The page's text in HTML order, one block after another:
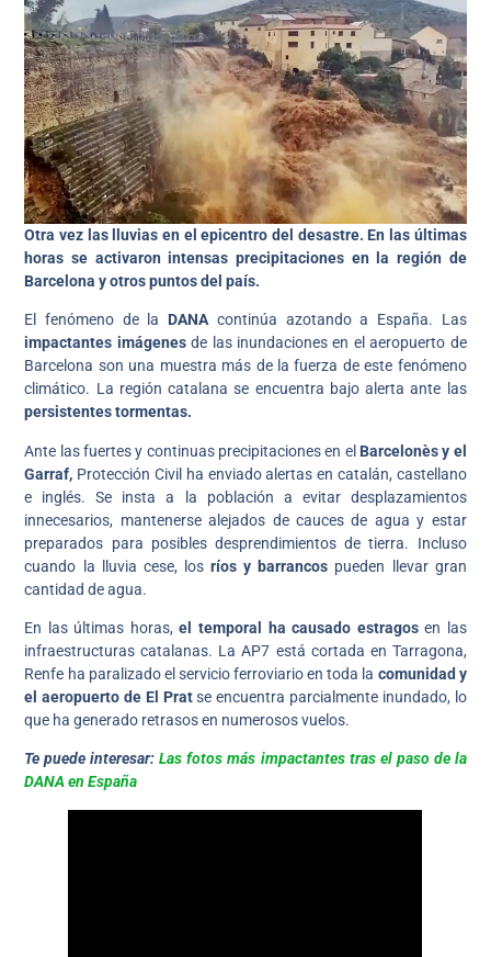
Otra vez las lluvias en el epicentro del desastre. En las últimas
horas se activaron intensas precipitaciones en la región de
Barcelona y otros puntos del país.
El fenómeno de la DANA continúa azotando a España. Las
impactantes imágenesde las inundaciones en el aeropuerto de
Barcelona son una muestra más de la fuerza de este fenómeno
climático. La región catalana se encuentra bajo alerta ante las
persistentes tormentas.
Ante las fuertes y continuas precipitaciones en el Barcelonès y el
Garraf, Protección Civil ha enviado alertas en catalán, castellano
e inglés. Se insta a la población a evitar desplazamientos
innecesarios, mantenerse alejados de cauces de agua y estar
preparados para posibles desprendimientos de tierra. Incluso
cuando la lluvia cese, losríos y barrancos pueden llevar gran
cantidad de agua.
En las últimas horas,el temporal ha causado estragosen las
infraestructuras catalanas. La AP7 está cortada en Tarragona,
Renfe ha paralizado el servicio ferroviario en toda la comunidad y
el aeropuerto de El Pratse encuentra parcialmente inundado, lo
que ha generado retrasos en numerosos vuelos.
Te puede interesar:Las fotos más impactantes tras el paso de la
DANA en España